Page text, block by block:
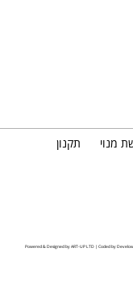
Powered & Designed byART-UP LTD | Coded by
תקנון מנוי